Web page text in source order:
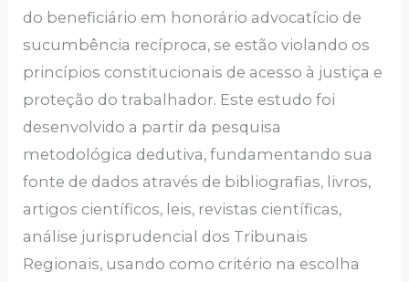
do beneficiário em honorário advocatício de
sucumbência recíproca, se estão violando os
princípios constitucionais de acesso à justiça e
proteção do trabalhador. Este estudo foi
desenvolvido a partir da pesquisa
metodológica dedutiva, fundamentando sua
fonte de dados através de bibliografias, livros,
artigos científicos, leis, revistas científicas,
análise jurisprudencial dos Tribunais
Regionais, usando como critério na escolha